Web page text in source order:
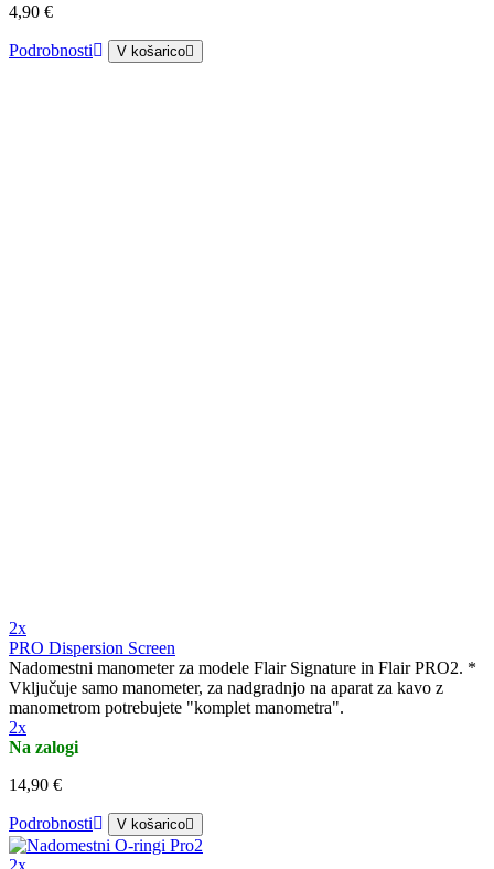
4,90 €
Podrobnosti V košarico
2x
PRO Dispersion Screen
Nadomestni manometer za modele Flair Signature in Flair PRO2. *
Vključuje samo manometer, za nadgradnjo na aparat za kavo z
manometrom potrebujete "komplet manometra".
2x
Na zalogi
14,90 €
Podrobnosti V košarico